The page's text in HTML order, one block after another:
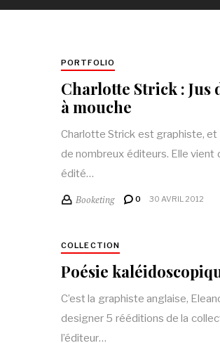
PORTFOLIO
Charlotte Strick : Jus
à mouche
Charlotte Strick est graphiste,
de nombreux éditeurs. Elle
édité…
Booketing 0 30 AVRIL 2012
COLLECTION
Poésie
C’est la graphiste anglaise,
designer 5 rééditions de la
l’éditeur…